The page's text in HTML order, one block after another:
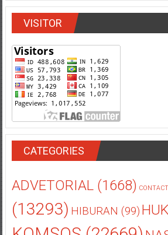
VISITOR
CATEGORIES
ADVETORIAL(1668) CONTACT
(13293) HIBURAN (99)